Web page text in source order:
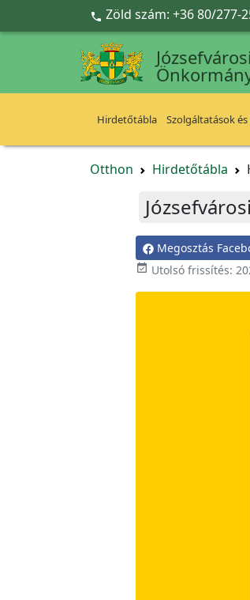
Ugrás a fő tartalomra
 Zöld szám: +36 80/277-
Józsefvárosi
Hirdetőtábla Szolgáltatások
Otthon Hirdetőtábla
Megosztás
 Utolsó frissítés: